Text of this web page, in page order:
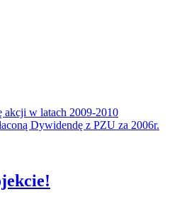
akcji w latach 2009-2010
Dywidendę z PZU za 2006r.